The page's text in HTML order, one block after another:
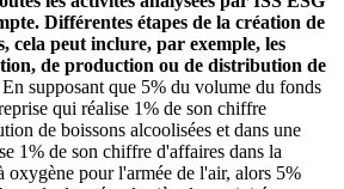
Différentes étapes de la création de
cela peut inclure, par exemple, les
de production ou de distribution de
supposant que 5% du volume du fonds
qui réalise 1% de son chiffre
de boissons alcoolisées et dans une
1% de son chiffre d'affaires dans la
oxygène pour l'armée de l'air, alors 5%